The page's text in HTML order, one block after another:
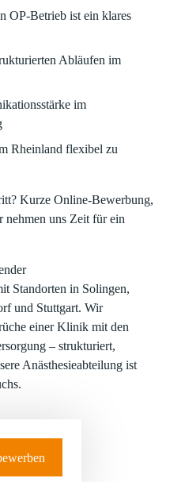
OP-Betrieb ist ein klares
Abläufen im
im
Rheinland flexibel zu
Kurze Online-Bewerbung,
uns Zeit für ein
Standorten in Solingen,
und Stuttgart. Wir
einer Klinik mit den
– strukturiert,
Anästhesieabteilung ist